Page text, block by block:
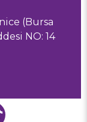
(Bursa
NO: 14